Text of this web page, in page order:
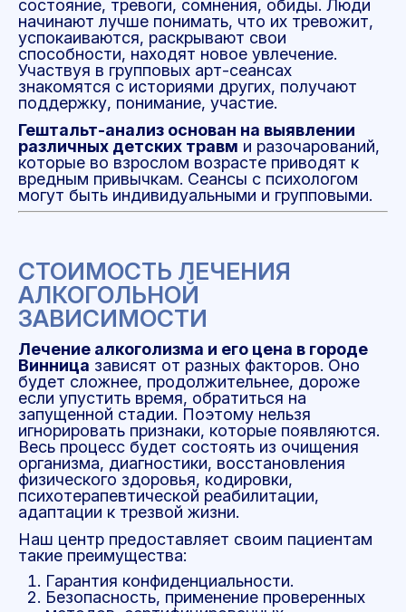
состояние, тревоги, сомнения, обиды. Люди
начинают лучше понимать, что их тревожит,
успокаиваются, раскрывают свои
способности, находят новое увлечение.
Участвуя в групповых арт-сеансах
знакомятся с историями других, получают
поддержку, понимание, участие.
Гештальт-анализ основан на выявлении
различных детских травм и разочарований,
которые во взрослом возрасте приводят к
вредным привычкам. Сеансы с психологом
могут быть индивидуальными и групповыми.
СТОИМОСТЬ ЛЕЧЕНИЯ
АЛКОГОЛЬНОЙ
ЗАВИСИМОСТИ
Лечение алкоголизма и его цена в городе
Винница зависят от разных факторов. Оно
будет сложнее, продолжительнее, дороже
если упустить время, обратиться на
запущенной стадии. Поэтому нельзя
игнорировать признаки, которые появляются.
Весь процесс будет состоять из очищения
организма, диагностики, восстановления
физического здоровья, кодировки,
психотерапевтической реабилитации,
адаптации к трезвой жизни.
Наш центр предоставляет своим пациентам
такие преимущества:
Гарантия конфиденциальности.
Безопасность, применение проверенных